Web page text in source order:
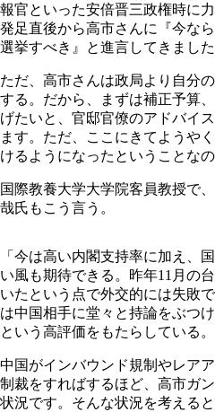
報官といった安倍晋三政権時に
発足直後から高市さんに『今な
選挙すべき』と進言してきました
ただ、高市さんは政局より自分
する。だから、まずは補正予算
げたいと、官邸官僚のアドバイ
ます。ただ、ここにきてようや
けるようになったということなの
国際教養大学大学院客員教授で
哉氏もこう言う。
「今は高い内閣支持率に加え、
い風も期待できる。昨年11月の
いたという点で外交的には失敗
は中国相手に堂々と持論をぶつ
という高評価をもたらしている。
中国がインバウンド規制やレア
制裁をすればするほど、高市ガ
状況です。そんな状況を考える